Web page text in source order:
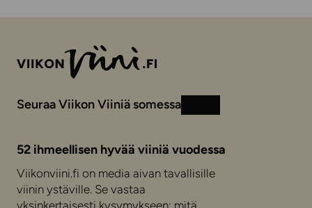
Seuraa Viikon Viiniä somessa
52 ihmeellisen hyvää viiniä vuodessa
Viikonviini.fi on media aivan tavallisille
viinin ystäville. Se vastaa
yksinkertaisesti kysymykseen: mitä